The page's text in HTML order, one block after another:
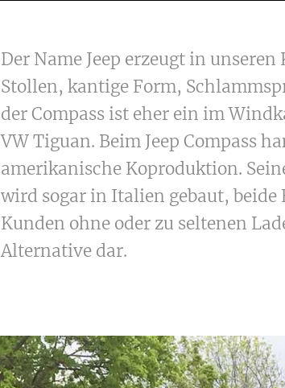
Der Name Jeep erzeugt in
Stollen, kantige Form,
der Compass ist eher ein im
VW Tiguan. Beim Jeep Compass
amerikanische Koproduktion.
wird sogar in Italien gebaut,
Kunden ohne oder zu seltenen
Alternative dar.